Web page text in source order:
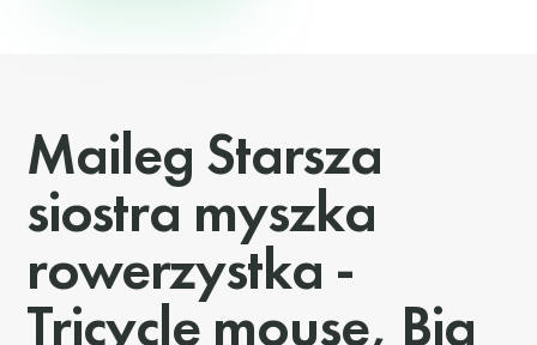
Maileg Starsza
siostra myszka
rowerzystka -
Tricycle mouse, Big